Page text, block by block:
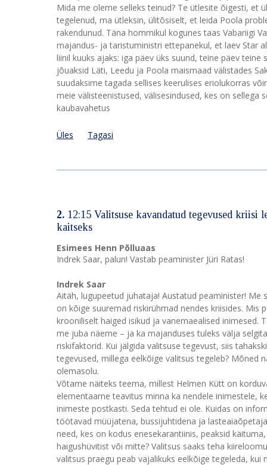
Mida me oleme selleks teinud? Te ütlesite õigesti, et
tegelenud, ma ütleksin, ülitõsiselt, et leida Poola
rakendunud. Täna hommikul kogunes taas Vabariigi
majandus- ja taristuministri ettepanekul, et laev Star
liinil kuuks ajaks: iga päev üks suund, teine päev
jõuaksid Läti, Leedu ja Poola maismaad välistades
suudaksime tagada sellises keerulises eriolukorras
meie välisteenistused, välisesindused, kes on
kaubavahetus
Üles Tagasi
2. 12:15 Valitsuse kavandatud tegevused kriisi
kaitseks
Esimees Henn Põlluaas
Indrek Saar, palun! Vastab peaminister Jüri Ratas!
Indrek Saar
Aitäh, lugupeetud juhataja! Austatud peaminister! Me
on kõige suuremad riskirühmad nendes kriisides.
krooniliselt haiged isikud ja vanemaealised
me juba näeme – ja ka majanduses tuleks välja
riskifaktorid. Kui jälgida valitsuse tegevust, siis
tegevused, millega eelkõige valitsus tegeleb? Mõned
olemasolu.
Võtame näiteks teema, millest Helmen Kütt on
elementaarne teavitus minna ka nendele inimestele,
inimeste postkasti. Seda tehtud ei ole. Kuidas on
töötavad müüjatena, bussijuhtidena ja
need, kes on kodus enesekarantiinis, peaksid
haigushüvitist või mitte? Valitsus saaks teha
valitsus praegu peab vajalikuks eelkõige tegeleda,